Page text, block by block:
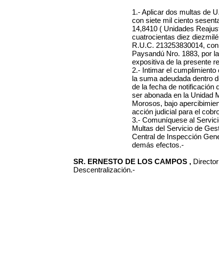
1.- Aplicar dos multas de
con siete mil ciento
14,8410 ( Unidades
cuatrocientas diez
R.U.C. 213253830014,
Paysandú Nro. 1883, por
expositiva de la presente
2.- Intimar el
la suma adeudada dentro
de la fecha de notificación
ser abonada en la Unidad
Morosos, bajo
acción judicial para el
3.- Comuníquese al
Multas del Servicio de
Central de Inspección
demás efectos.-
SR. ERNESTO DE LOS CAMPOS ,
Descentralización.-